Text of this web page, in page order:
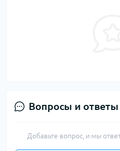
Вопросы и ответы
Добавьте вопрос, и мы